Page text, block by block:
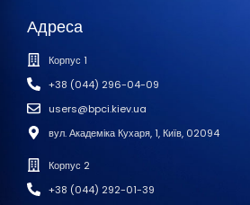
Адреса
Корпус 1
+38 (044) 296-04-09
users@bpci.kiev.ua
вул. Академіка Кухаря, 1, Київ, 02094
Корпус 2
+38 (044) 292-01-39